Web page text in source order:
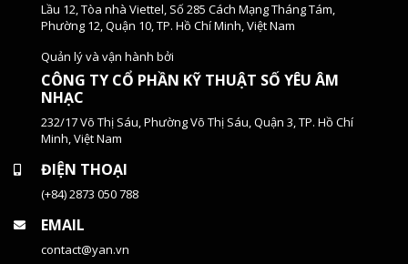
Lầu 12, Tòa nhà Viettel, Số 285 Cách Mạng Tháng Tám,
Phường 12, Quận 10, TP. Hồ Chí Minh, Việt Nam
Quản lý và vận hành bởi
CÔNG TY CỔ PHẦN KỸ THUẬT SỐ YÊU ÂM
NHẠC
232/17 Võ Thị Sáu, Phường Võ Thị Sáu, Quận 3, TP. Hồ Chí
Minh, Việt Nam
ĐIỆN THOẠI
(+84) 2873 050 788
EMAIL
contact@yan.vn